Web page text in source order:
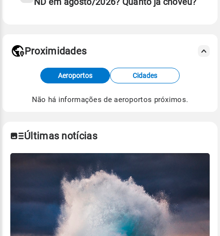
Fonte: dados combinados de estações
meteorológicas e satélite do Centro de Previsão
de Tempo e Estudos Climáticos (CPTEC).
Proximidades
Aeroportos Cidades
Não há informações de aeroportos próximos.
Últimas notícias